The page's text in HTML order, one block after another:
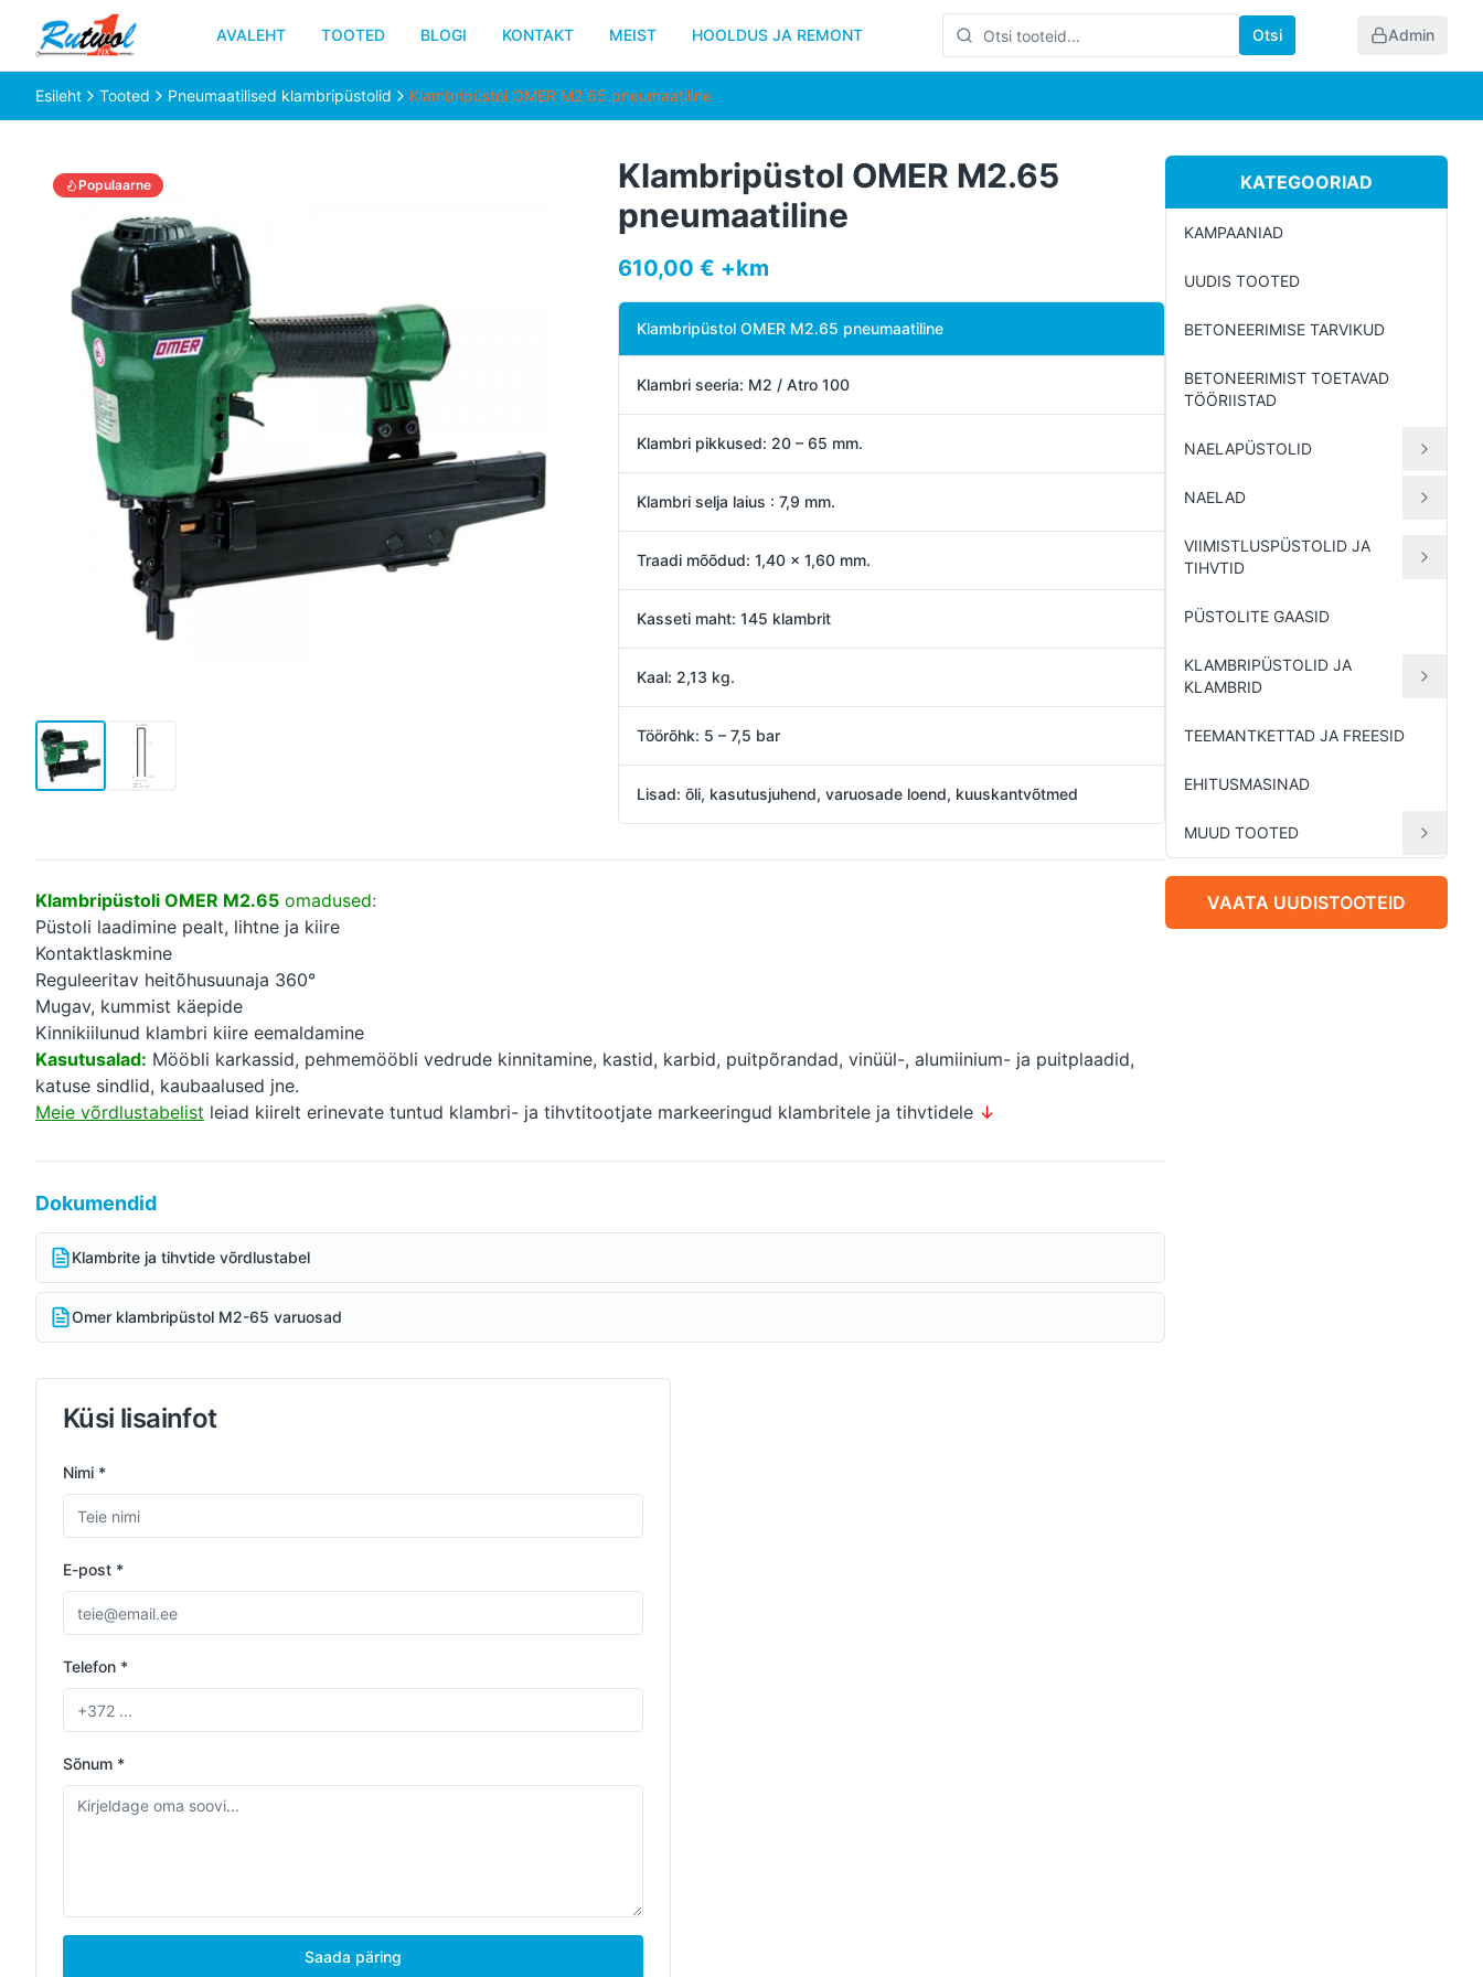
AVALEHT TOOTED BLOGI KONTAKT MEIST HOOLDUS JA REMONT Otsi Admin
Esileht Tooted Pneumaatilised klambripüstolid Klambripüstol OMER M2.65 pneumaatiline
Populaarne
Klambripüstol OMER M2.65
pneumaatiline
610,00 € +km
Klambripüstol OMER M2.65 pneumaatiline
Klambri seeria: M2 / Atro 100
Klambri pikkused: 20 – 65 mm.
Klambri selja laius : 7,9 mm.
Traadi mõõdud: 1,40 x 1,60 mm.
Kasseti maht: 145 klambrit
Kaal: 2,13 kg.
Töörõhk: 5 – 7,5 bar
Lisad: õli, kasutusjuhend, varuosade loend, kuuskantvõtmed
Klambripüstoli OMER M2.65 omadused:
Püstoli laadimine pealt, lihtne ja kiire
Kontaktlaskmine
Reguleeritav heitõhusuunaja 360°
Mugav, kummist käepide
Kinnikiilunud klambri kiire eemaldamine
Kasutusalad: Mööbli karkassid, pehmemööbli vedrude kinnitamine, kastid, karbid, puitpõrandad, vinüül-, alumiinium- ja puitplaadid,
katuse sindlid, kaubaalused jne.
Meie võrdlustabelist leiad kiirelt erinevate tuntud klambri- ja tihvtitootjate markeeringud klambritele ja tihvtidele ↓
Dokumendid
Klambrite ja tihvtide võrdlustabel
Omer klambripüstol M2-65 varuosad
Küsi lisainfot
Nimi *
E-post *
Telefon *
Sõnum *
Saada päring
KATEGOORIAD
KAMPAANIAD
UUDIS TOOTED
BETONEERIMISE TARVIKUD
BETONEERIMIST TOETAVAD
TÖÖRIISTAD
NAELAPÜSTOLID
NAELAD
VIIMISTLUSPÜSTOLID JA
TIHVTID
PÜSTOLITE GAASID
KLAMBRIPÜSTOLID JA
KLAMBRID
TEEMANTKETTAD JA FREESID
EHITUSMASINAD
MUUD TOOTED
VAATA UUDISTOOTEID